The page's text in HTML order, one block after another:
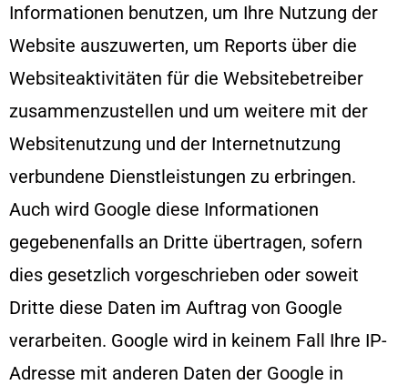
Informationen benutzen, um Ihre Nutzung der
Website auszuwerten, um Reports über die
Websiteaktivitäten für die Websitebetreiber
zusammenzustellen und um weitere mit der
Websitenutzung und der Internetnutzung
verbundene Dienstleistungen zu erbringen.
Auch wird Google diese Informationen
gegebenenfalls an Dritte übertragen, sofern
dies gesetzlich vorgeschrieben oder soweit
Dritte diese Daten im Auftrag von Google
verarbeiten. Google wird in keinem Fall Ihre IP-
Adresse mit anderen Daten der Google in